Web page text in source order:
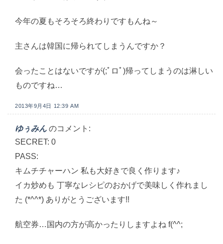
今年の夏もそろそろ終わりですもんね～
主さんは韓国に帰られてしまうんですか？
会ったことはないですが(;ﾟロﾟ)帰ってしまうのは淋しい
ものですね…
2013年9月4日 12:39 AM
ゆぅみん のコメント:
SECRET: 0
PASS:
キムチチャーハン 私も大好きで良く作ります♪
イカ炒めも 丁寧なレシピのおかげで美味しく作れまし
た (*^^*) ありがとうございます!!
航空券…国内の方が高かったりしますよね f(^^;